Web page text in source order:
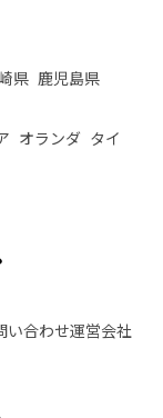
県 鹿児島県
オランダ タイ
い合わせ運営会社